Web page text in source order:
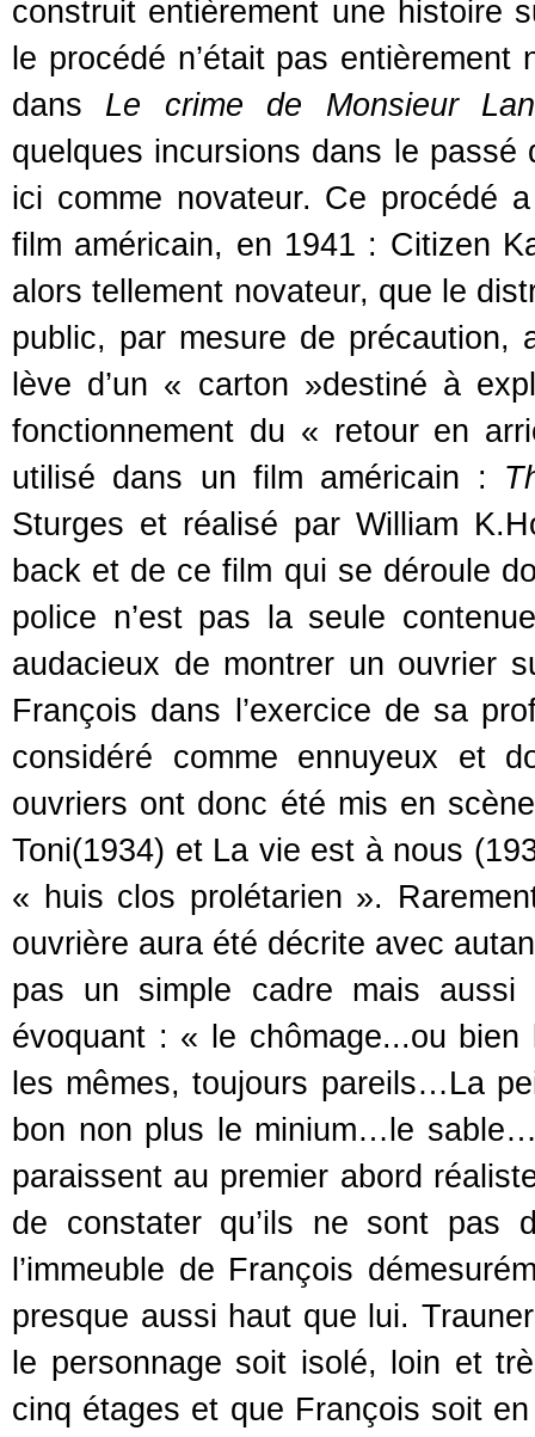
construit entièrement une histoire
le procédé n’était pas
dans Le crime de Monsieur
quelques incursions dans le
ici comme novateur. Ce procédé
film américain, en 1941 : Citizen
alors tellement novateur, que le
public, par mesure de précaution,
lève d’un « carton »destiné à
fonctionnement du « retour en
utilisé dans un film américain :
Sturges et réalisé par William
back et de ce film qui se déroule
police n’est pas la seule
audacieux de montrer un ouvrier
François dans l’exercice de sa
considéré comme ennuyeux et
ouvriers ont donc été mis en
Toni(1934) et La vie est à nous
« huis clos prolétarien ».
ouvrière aura été décrite avec
pas un simple cadre mais aussi
évoquant : « le chômage...ou
les mêmes, toujours pareils…La
bon non plus le minium…le
paraissent au premier abord
de constater qu’ils ne sont pas
l’immeuble de François
presque aussi haut que lui.
le personnage soit isolé, loin et
cinq étages et que François soit